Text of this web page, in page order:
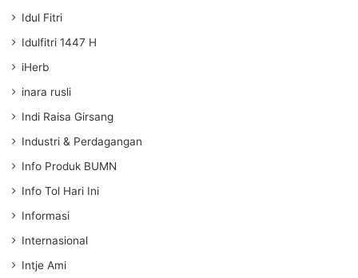
Idul Fitri
Idulfitri 1447 H
iHerb
inara rusli
Indi Raisa Girsang
Industri & Perdagangan
Info Produk BUMN
Info Tol Hari Ini
Informasi
Internasional
Intje Ami